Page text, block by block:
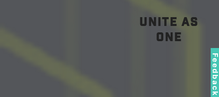
unite as
one